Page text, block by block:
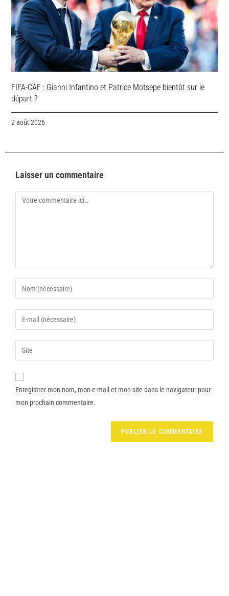
FIFA-CAF : Gianni Infantino et Patrice Motsepe bientôt sur le
départ ?
2 août 2026
Laisser un commentaire
Enregistrer mon nom, mon e-mail et mon site dans le navigateur pour
mon prochain commentaire.